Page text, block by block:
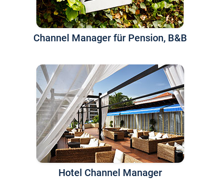
Channel Manager für Pension, B&B
Hotel Channel Manager